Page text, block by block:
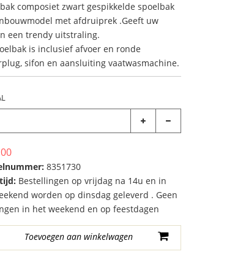
composiet zwart gespikkelde spoelbak
met afdruiprek .Geeft uw
een trendy uitstraling.
is inclusief afvoer en ronde
sifon en aansluiting vaatwasmachine.
8351730
Bestellingen op vrijdag na 14u en in
worden op dinsdag geleverd . Geen
in het weekend en op feestdagen